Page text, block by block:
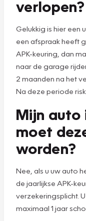
verlopen?
Gelukkig is hier een
een afspraak heeft
APK-keuring, dan
naar de garage
2 maanden na het
Na deze periode
Mijn auto
moet
worden?
Nee, als u uw auto
de jaarlijkse APK-
verzekeringsplicht.
maximaal 1 jaar